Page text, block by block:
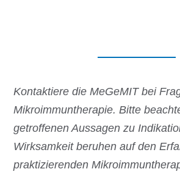
Kontaktiere die MeGeMIT bei
Mikroimmuntherapie. Bitte
getroffenen Aussagen zu
Wirksamkeit beruhen auf den
praktizierenden